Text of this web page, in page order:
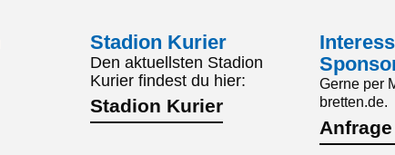
Stadion Kurier
Den aktuellsten Stadion
Kurier findest du hier:
Stadion Kurier
Gerne per
bretten.de.